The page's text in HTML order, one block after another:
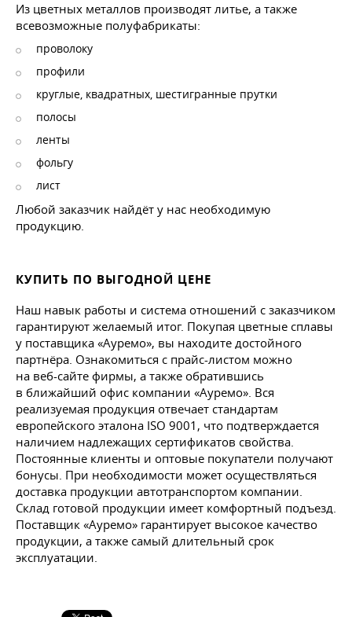
Из цветных металлов производят литье, а также
всевозможные полуфабрикаты:
проволоку
профили
круглые, квадратных, шестигранные прутки
полосы
ленты
фольгу
лист
Любой заказчик найдёт у нас необходимую
продукцию.
КУПИТЬ ПО ВЫГОДНОЙ ЦЕНЕ
Наш навык работы и система отношений с заказчиком
гарантируют желаемый итог. Покупая цветные сплавы
у поставщика «Ауремо», вы находите достойного
партнёра. Ознакомиться с прайс-листом можно
на веб-сайте фирмы, а также обратившись
в ближайший офис компании «Ауремо». Вся
реализуемая продукция отвечает стандартам
европейского эталона ISO 9001, что подтверждается
наличием надлежащих сертификатов свойства.
Постоянные клиенты и оптовые покупатели получают
бонусы. При необходимости может осуществляться
доставка продукции автотранспортом компании.
Склад готовой продукции имеет комфортный подъезд.
Поставщик «Ауремо» гарантирует высокое качество
продукции, а также самый длительный срок
эксплуатации.